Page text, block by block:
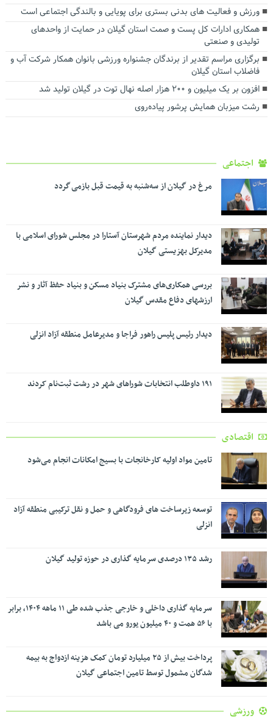
ورزش و فعالیت های بدنی بستری برای پویایی و بالندگی اجتماعی است
همکاری ادارات کل پست و صمت استان گیلان در حمایت از واحدهای
تولیدی و صنعتی
برگزاری مراسم تقدیر از برندگان جشنواره ورزشی بانوان همکار شرکت آب و
فاضلاب استان گیلان
افزون بر یک میلیون و ۲۰۰ هزار اصله نهال توت در گیلان تولید شد
رشت میزبان همایش پرشور پیاده‌روی
اجتماعی
مرغ در گیلان از سه‌شنبه به قیمت قبل بازمی گردد
دیدار نماینده مردم شهرستان آستارا در مجلس شورای اسلامی با
مدیرکل بهزیستی گیلان
بررسی همکاری‌های مشترک بنیاد مسکن و بنیاد حفظ آثار و نشر
ارزشهای دفاع مقدس گیلان
دیدار رئیس پلیس راهور فراجا و مدیرعامل منطقه آزاد انزلی
۱۹۱ داوطلب انتخابات شوراهای شهر در رشت ثبت‌نام کردند
اقتصادی
تامین مواد اولیه کارخانجات با بسیج امکانات انجام می‌شود
توسعه زیرساخت های فرودگاهی و حمل و نقل ترکیبی منطقه آزاد
انزلی
رشد ۱۳۵ درصدی سرمایه گذاری در حوزه تولید گیلان
سرمایه گذاری داخلی و خارجی جذب شده طی ۱۱ ماهه ۱۴۰۴، برابر
با ۵۶ همت و ۴۰ میلیون یورو می باشد
پرداخت بیش از ۲۵ میلیارد تومان کمک هزینه ازدواج به بیمه
شدگان مشمول توسط تامین اجتماعی گیلان
ورزشی